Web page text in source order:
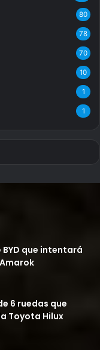
80
78
70
10
1
1
BYD que intentará
6 ruedas que
Toyota Hilux